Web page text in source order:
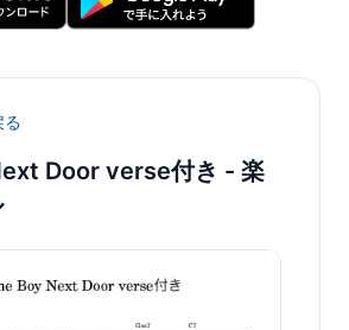
Door verse付き - 楽